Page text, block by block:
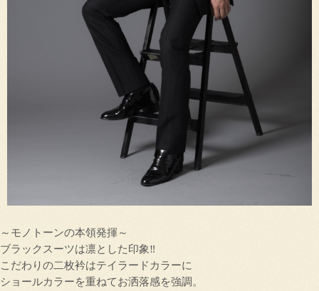
～モノトーンの本領発揮～
ブラックスーツは凛とした印象‼
こだわりの二枚衿はテイラードカラーに
ショールカラーを重ねてお洒落感を強調。